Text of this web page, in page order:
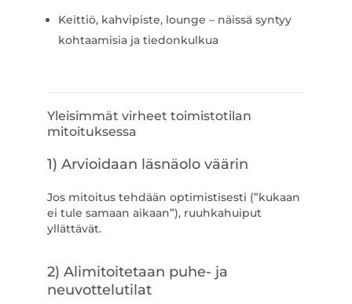
Keittiö, kahvipiste, lounge – näissä syntyy
kohtaamisia ja tiedonkulkua
Yleisimmät virheet toimistotilan
mitoituksessa
1) Arvioidaan läsnäolo väärin
Jos mitoitus tehdään optimistisesti (”kukaan
ei tule samaan aikaan”), ruuhkahuiput
yllättävät.
2) Alimitoitetaan puhe- ja
neuvottelutilat